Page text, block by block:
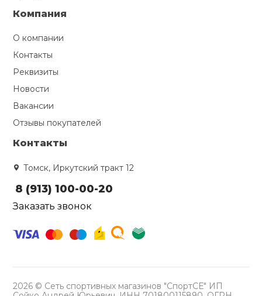
Компания
О компании
Контакты
Реквизиты
Новости
Вакансии
Отзывы покупателей
Контакты
Томск, Иркутский тракт 12
8 (913) 100-00-20
Заказать звонок
2026 © Сеть спортивных магазинов "СпортСЕ" ИП